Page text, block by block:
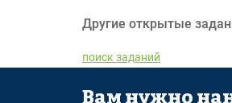
Другие открытые
поиск заданий
Вам нужно